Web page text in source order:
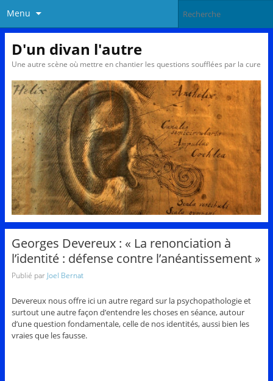
Menu
D'un divan l'autre
Une autre scène où mettre en chantier les questions soufflées par la cure
Georges Devereux : « La renonciation à
l’identité : défense contre l’anéantissement »
Publié par Joel Bernat
Devereux nous offre ici un autre regard sur la psychopathologie et
surtout une autre façon d’entendre les choses en séance, autour
d’une question fondamentale, celle de nos identités, aussi bien les
vraies que les fausse.